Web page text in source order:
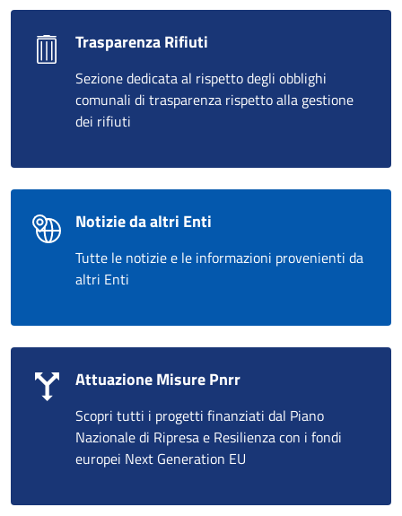
Trasparenza Rifiuti
Sezione dedicata al rispetto degli obblighi
comunali di trasparenza rispetto alla gestione
dei rifiuti
Notizie da altri Enti
Tutte le notizie e le informazioni provenienti da
altri Enti
Attuazione Misure Pnrr
Scopri tutti i progetti finanziati dal Piano
Nazionale di Ripresa e Resilienza con i fondi
europei Next Generation EU